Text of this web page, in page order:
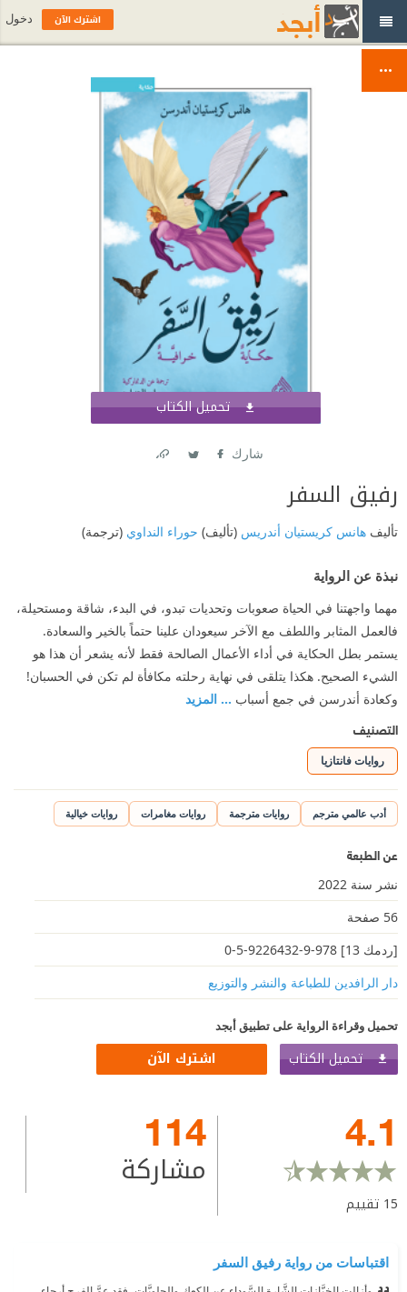
تحميل الكتاب
شارك
رفيق السفر
تأليف هانس كريستيان أندريس (تأليف) حوراء النداوي (ترجمة)
نبذة عن الرواية
مهما واجهتنا في الحياة صعوبات وتحديات تبدو، في البدء، شاقة ومستحيلة،
فالعمل المثابر واللطف مع الآخر سيعودان علينا حتماً بالخير والسعادة.
يستمر بطل الحكاية في أداء الأعمال الصالحة فقط لأنه يشعر أن هذا هو
الشيء الصحيح. هكذا يتلقى في نهاية رحلته مكافأة لم تكن في الحسبان!
وكعادة أندرسن في جمع أسباب ... المزيد
التصنيف
روايات فانتازيا
أدب عالمي مترجم روايات مترجمة روايات مغامرات روايات خيالية
عن الطبعة
نشر سنة 2022
56 صفحة
[ردمك 13] 978-9-9226432-5-0
دار الرافدين للطباعة والنشر والتوزيع
تحميل وقراءة الرواية على تطبيق أبجد
تحميل الكتاب اشترك الآن
4.1
15 تقييم
114
مشاركة
اقتباسات من رواية رفيق السفر
اشترك الآن دخول